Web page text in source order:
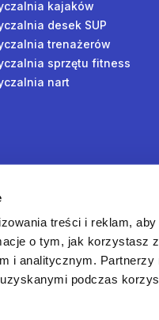
treści i reklam,
o tym, jak korzystasz
i analitycznym. Partnerzy
podczas
kajaków
desek SUP
trenażerów
sprzętu fitness
nart